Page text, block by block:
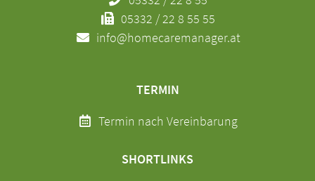
05332 / 22 8 55 55
info@homecaremanager.at
TERMIN
Termin nach Vereinbarung
SHORTLINKS